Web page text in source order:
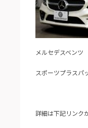
メルセデスベン
スポーツプラス
詳細は下記リンク